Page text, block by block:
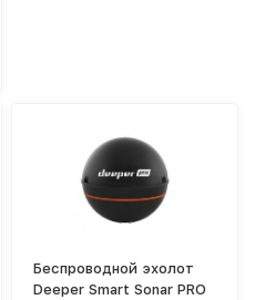
Беспроводной эхолот
Deeper Smart Sonar PRO